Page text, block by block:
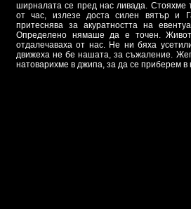
ширналата се пред нас ливада. Стояхме
от час, излезе доста силен вятър и
притеснява за акуратността на
Определено нямаше да е точен.
отдалечаваха от нас. Не ни бяха
движеха не бе нашата, за съжаление.
натоварихме в джипа, за да се приберем в